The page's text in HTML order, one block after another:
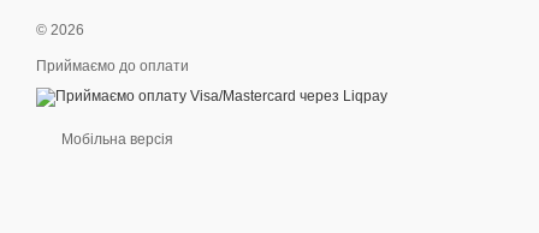
© 2026
Приймаємо до оплати
Мобільна версія